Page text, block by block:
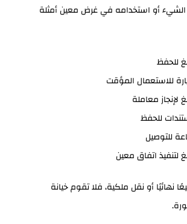
الشيء أو استخدامه في غرض معين أمثلة
للحفظ
للاستعمال المؤقت
لإنجاز معاملة
للحفظ
للتوصيل
لتنفيذ اتفاق معين
نهائيًا أو نقل ملكية، فلا تقوم خيانة